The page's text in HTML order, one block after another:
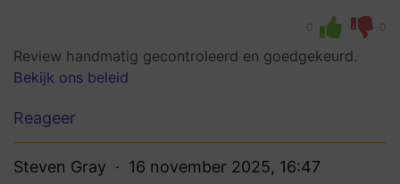
0 0
Review handmatig gecontroleerd en goedgekeurd.
Bekijk ons beleid
Reageer
Steven Gray 16 november 2025, 16:47